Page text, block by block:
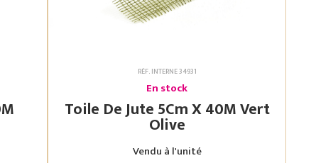
RÉF. INTERNE 34931
En stock
Toile De Jute 5Cm X 40M Vert
Olive
Vendu à l'unité